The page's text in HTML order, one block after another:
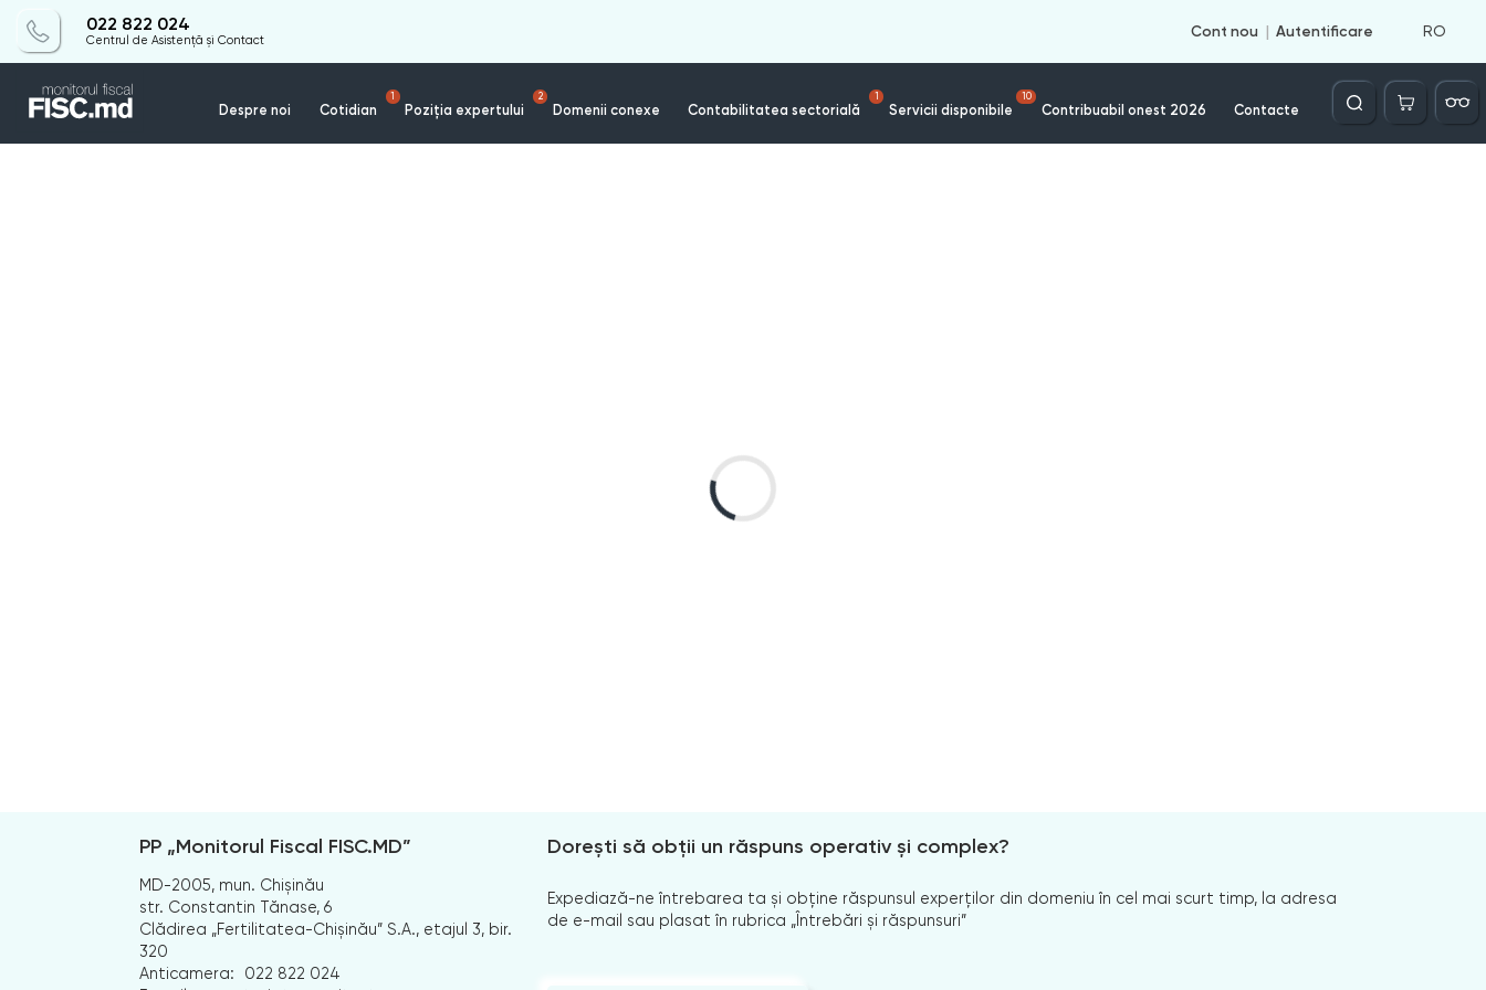
022 822 024
Centrul de Asistență și Contact
Cont nou Autentificare RO
Despre noi Cotidian
1
Poziția expertului
2
Domenii conexe Contabilitatea sectorială
1
Servicii disponibile
10
Contribuabil onest 2026 Contacte
Căutare
PP „Monitorul Fiscal FISC.MD”
MD-2005, mun. Chișinău
str. Constantin Tănase, 6
Clădirea „Fertilitatea-Chișinău” S.A., etajul 3, bir.
320
Anticamera:
022 822 024
Dorești să obții un răspuns operativ și complex?
Expediază-ne întrebarea ta și obține răspunsul experților din domeniu în cel mai scurt timp, la adresa
de e-mail sau plasat în rubrica „Întrebări și răspunsuri”